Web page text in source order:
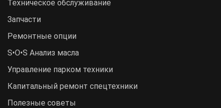
Техническое обслуживание
Запчасти
Ремонтные опции
S•O•S Анализ масла
Управление парком техники
Капитальный ремонт спецтехники
Полезные советы